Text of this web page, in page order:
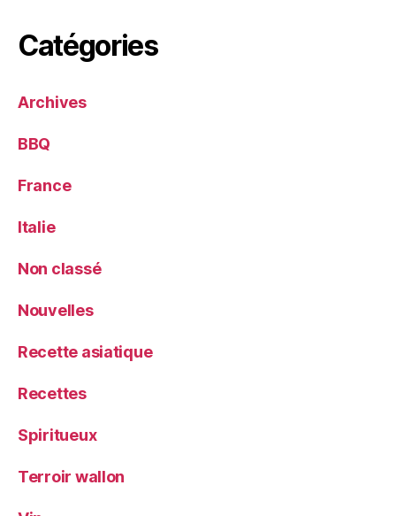
Catégories
Archives
BBQ
France
Italie
Non classé
Nouvelles
Recette asiatique
Recettes
Spiritueux
Terroir wallon